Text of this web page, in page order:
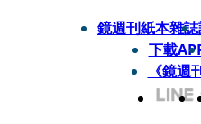
鏡週刊紙本雜誌
下載
《鏡